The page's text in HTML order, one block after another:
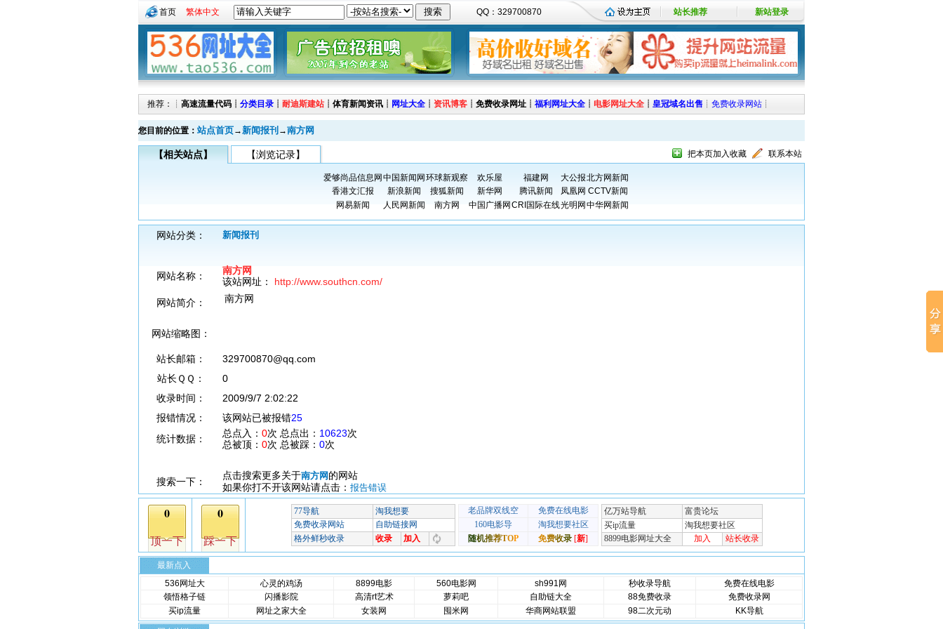
首页 繁体中文 QQ：329700870 站长推荐 新站登录
推荐：┊ 高速流量代码 ┊ 分类目录 ┊ 耐迪斯建站 ┊ 体育新闻资讯 ┊ 网址大全 ┊ 资讯博客 ┊ 免费收录网址 ┊ 福利网址大全 ┊ 电影网址大全 ┊ 皇冠域名出售 ┊ 免费收录网站 ┊
您目前的位置： 站点首页→新闻报刊 →南方网
【相关站点】 【浏览记录】 把本页加入收藏 联系本站
爱够尚品信息网 中国新闻网 环球新观察 欢乐屋 福建网 大公报北方网新闻
香港文汇报
新浪新闻 搜狐新闻 新华网 腾讯新闻 凤凰网 CCTV新闻
网易新闻
人民网新闻 南方网 中国广播网 CRI国际在线光明网 中华网新闻
网站分类： 新闻报刊
网站名称：
南方网
该站网址： http://www.southcn.com/
网站简介：
南方网
网站缩略图：
站长邮箱：
329700870@qq.com
站长ＱＱ：
0
收录时间：
2009/9/7 2:02:22
报错情况：
该网站已被报错25
统计数据：
总点入： 0次 总点出： 10623次
总被顶： 0次 总被踩： 0次
搜索一下：
点击搜索更多关于南方网 的网站
如果你打不开该网站请点击： 报告错误
最新点入
536网址大
心灵的鸡汤 8899电影 560电影网 sh991网 秒收录导航
免费在线电影
领悟格子链
闪播影院 高清rt艺术 萝莉吧 自助链大全 88免费收录
免费收录网
买ip流量
网址之家大全 女装网 囤米网 华商网站联盟 98二次元动 KK导航